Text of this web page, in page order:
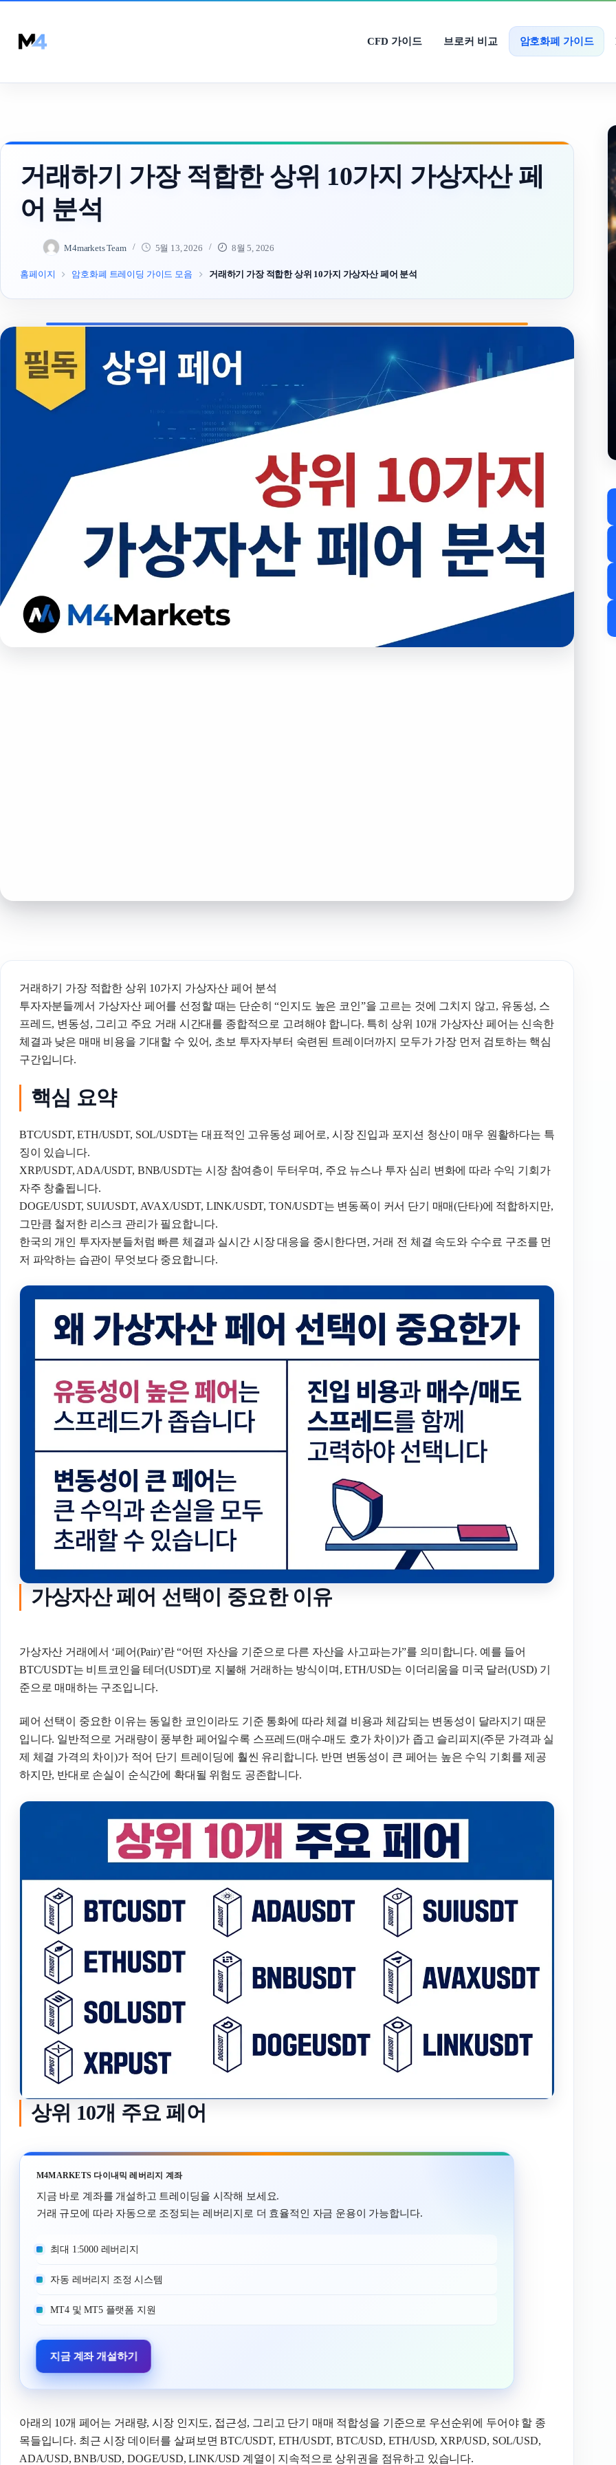
content
CFD 가이드 브로커 비교 암호화폐 가이드
거래하기 가장 적합한 상위 10가지 가상자산 페
어 분석
M4markets Team 5월 13, 2026 8월 5, 2026
홈페이지 암호화폐 트레이딩 가이드 모음 거래하기 가장 적합한 상위 10가지 가상자산 페어 분석
거래하기 가장 적합한 상위 10가지 가상자산 페어 분석
투자자분들께서 가상자산 페어를 선정할 때는 단순히 “인지도 높은 코인”을 고르는 것에 그치지 않고, 유동성, 스
프레드, 변동성, 그리고 주요 거래 시간대를 종합적으로 고려해야 합니다. 특히 상위 10개 가상자산 페어는 신속한
체결과 낮은 매매 비용을 기대할 수 있어, 초보 투자자부터 숙련된 트레이더까지 모두가 가장 먼저 검토하는 핵심
구간입니다.
핵심 요약
BTC/USDT, ETH/USDT, SOL/USDT는 대표적인 고유동성 페어로, 시장 진입과 포지션 청산이 매우 원활하다는 특
징이 있습니다.
XRP/USDT, ADA/USDT, BNB/USDT는 시장 참여층이 두터우며, 주요 뉴스나 투자 심리 변화에 따라 수익 기회가
자주 창출됩니다.
DOGE/USDT, SUI/USDT, AVAX/USDT, LINK/USDT, TON/USDT는 변동폭이 커서 단기 매매(단타)에 적합하지만,
그만큼 철저한 리스크 관리가 필요합니다.
한국의 개인 투자자분들처럼 빠른 체결과 실시간 시장 대응을 중시한다면, 거래 전 체결 속도와 수수료 구조를 먼
저 파악하는 습관이 무엇보다 중요합니다.
가상자산 페어 선택이 중요한 이유
가상자산 거래에서 ‘페어(Pair)’란 “어떤 자산을 기준으로 다른 자산을 사고파는가”를 의미합니다. 예를 들어
BTC/USDT는 비트코인을 테더(USDT)로 지불해 거래하는 방식이며, ETH/USD는 이더리움을 미국 달러(USD) 기
준으로 매매하는 구조입니다.
페어 선택이 중요한 이유는 동일한 코인이라도 기준 통화에 따라 체결 비용과 체감되는 변동성이 달라지기 때문
입니다. 일반적으로 거래량이 풍부한 페어일수록 스프레드(매수-매도 호가 차이)가 좁고 슬리피지(주문 가격과 실
제 체결 가격의 차이)가 적어 단기 트레이딩에 훨씬 유리합니다. 반면 변동성이 큰 페어는 높은 수익 기회를 제공
하지만, 반대로 손실이 순식간에 확대될 위험도 공존합니다.
상위 10개 주요 페어
M4MARKETS 다이내믹 레버리지 계좌
지금 바로 계좌를 개설하고 트레이딩을 시작해 보세요.
거래 규모에 따라 자동으로 조정되는 레버리지로 더 효율적인 자금 운용이 가능합니다.
최대 1:5000 레버리지
자동 레버리지 조정 시스템
MT4 및 MT5 플랫폼 지원
지금 계좌 개설하기
아래의 10개 페어는 거래량, 시장 인지도, 접근성, 그리고 단기 매매 적합성을 기준으로 우선순위에 두어야 할 종
목들입니다. 최근 시장 데이터를 살펴보면 BTC/USDT, ETH/USDT, BTC/USD, ETH/USD, XRP/USD, SOL/USD,
ADA/USD, BNB/USD, DOGE/USD, LINK/USD 계열이 지속적으로 상위권을 점유하고 있습니다.